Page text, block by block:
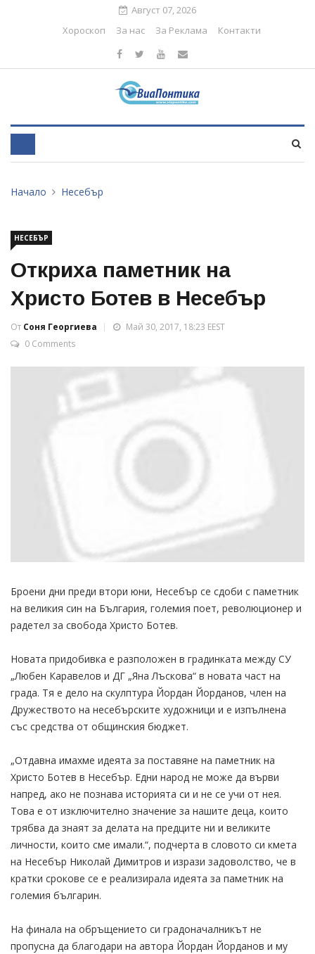
Август 07, 2026
Хороскоп
За нас За Реклама Контакти
Начало Несебър
НЕСЕБЪР
Откриха паметник на
Христо Ботев в Несебър
От Соня Георгиева
Май 30, 2017, 18:23 EEST
0 Comments
Броени дни преди втори юни, Несебър се сдоби с паметник
на великия син на България, големия поет, революционер и
радетел за свобода Христо Ботев.
Новата придобивка е разположен в градинката между СУ
„Любен Каравелов и ДГ „Яна Лъскова“ в новата част на
града. Тя е дело на скулптура Йордан Йорданов, член на
Дружеството на несебърските художници и е изпълнена
със средства от общинския бюджет.
„Отдавна имахме идеята за поставяне на паметник на
Христо Ботев в Несебър. Едни народ не може да върви
напред, ако не познава историята си и не се учи от нея.
Това е от изключително значение за нашите деца, които
трябва да знаят за делата на предците ни и великите
личности, които сме имали.“, подчерта в словото си кмета
на Несебър Николай Димитров и изрази задоволство, че в
кратки срокове се е реализирала идеята за паметник на
големия българин.
На финала на обръщението си градоначалникът не
пропусна да благодари на автора Йордан Йорданов и му